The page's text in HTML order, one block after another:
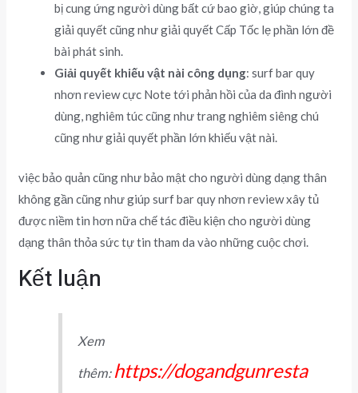
bị cung ứng người dùng bất cứ bao giờ, giúp chúng ta
giải quyết cũng như giải quyết Cấp Tốc lẹ phần lớn đề
bài phát sinh.
Giải quyết khiếu vật nài công dụng: surf bar quy
nhơn review cực Note tới phản hồi của da đình người
dùng, nghiêm túc cũng như trang nghiêm siêng chú
cũng như giải quyết phần lớn khiếu vật nài.
việc bảo quản cũng như bảo mật cho người dùng dạng thân
không gần cũng như giúp surf bar quy nhơn review xây tủ
được niềm tin hơn nữa chế tác điều kiện cho người dùng
dạng thân thỏa sức tự tin tham da vào những cuộc chơi.
Kết luận
Xem
thêm: https://dogandgunresta